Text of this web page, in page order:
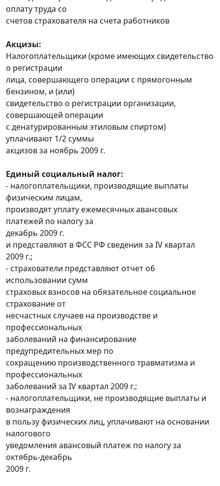
оплату труда со
счетов страхователя на счета работников
Акцизы:
Налогоплательщики (кроме имеющих свидетельство
о регистрации
лица, совершающего операции с прямогонным
бензином, и (или)
свидетельство о регистрации организации,
совершающей операции
с денатурированным этиловым спиртом)
уплачивают 1/2 суммы
акцизов за ноябрь 2009 г.
Единый социальный налог:
- налогоплательщики, производящие выплаты
физическим лицам,
производят уплату ежемесячных авансовых
платежей по налогу за
декабрь 2009 г.
и представляют в ФСС РФ сведения за IV квартал
2009 г.;
- страхователи представляют отчет об
использовании сумм
страховых взносов на обязательное социальное
страхование от
несчастных случаев на производстве и
профессиональных
заболеваний на финансирование
предупредительных мер по
сокращению производственного травматизма и
профессиональных
заболеваний за IV квартал 2009 г.;
- налогоплательщики, не производящие выплаты и
вознаграждения
в пользу физических лиц, уплачивают на основании
налогового
уведомления авансовый платеж по налогу за
октябрь-декабрь
2009 г.